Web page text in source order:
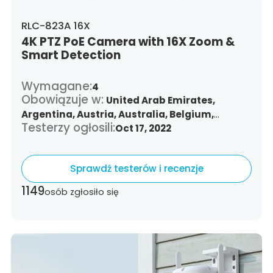
RLC-823A 16X
4K PTZ PoE Camera with 16X Zoom &
Smart Detection
Wymagane:4
Obowiązuje w: United Arab Emirates,
Argentina,Austria,Australia,Belgium,
Bulgaria,Benin,Brazil,Belize,Canada,
Czech Republic,Germany,Denmark,
Dominican Republic,Algeria,Ecuador,
Estonia,Spain,Ethiopia,Finland,France,
United Kingdom,Greece,
Lithuania,Luxembourg,
Malaysia,
Nigeria,
Peru,Philippines,
Testerzy ogłosili:Oct 17, 2022
Sprawdź testerów i recenzje
1149osób zgłosiło się